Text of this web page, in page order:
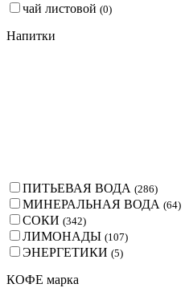
чай листовой (0)
Напитки
ПИТЬЕВАЯ ВОДА (286)
МИНЕРАЛЬНАЯ ВОДА (64)
СОКИ (342)
ЛИМОНАДЫ (107)
ЭНЕРГЕТИКИ (5)
КОФЕ марка